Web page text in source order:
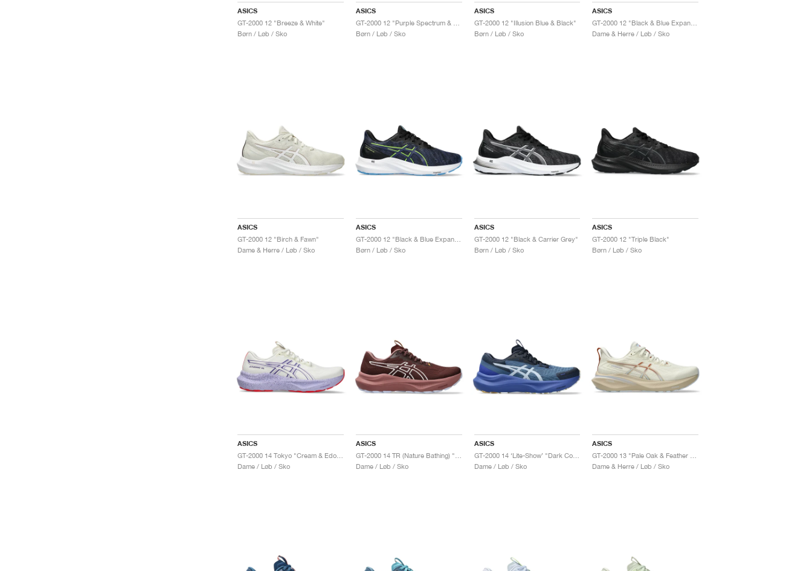
ASICS
GT-2000 12 "Breeze & White"
Børn / Løb / Sko
ASICS
Børn / Løb / Sko
ASICS
GT-2000 12 "Illusion Blue & Black"
Børn / Løb / Sko
ASICS
Dame & Herre / Løb / Sko
ASICS
GT-2000 12 "Birch & Fawn"
Dame & Herre / Løb / Sko
ASICS
GT-2000 12 "Black & Blue Expanse"
Børn / Løb / Sko
ASICS
GT-2000 12 "Black & Carrier Grey"
Børn / Løb / Sko
ASICS
GT-2000 12 "Triple Black"
Børn / Løb / Sko
ASICS
Dame / Løb / Sko
ASICS
Dame / Løb / Sko
ASICS
GT-2000 14 ‘Lite-Show’ "Dark Cobalt"
Dame / Løb / Sko
ASICS
Dame & Herre / Løb / Sko